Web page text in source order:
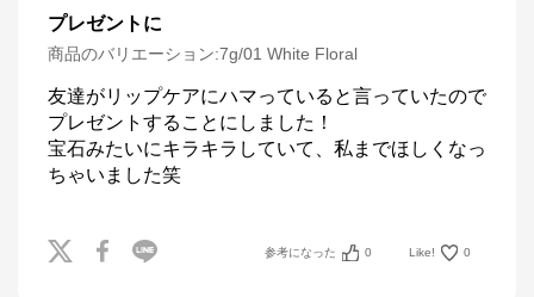
プレゼントに
商品のバリエーション:7g/01 White Floral
友達がリップケアにハマっていると言っていたので
プレゼントすることにしました！
宝石みたいにキラキラしていて、私までほしくなっ
ちゃいました笑
参考になった 0 Like! 0